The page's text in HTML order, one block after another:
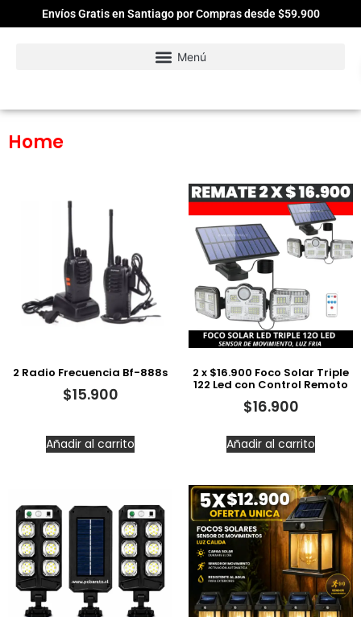
Envíos Gratis en Santiago por Compras desde $59.900
Home
2 Radio Frecuencia Bf-888s
$15.900
Añadir al carrito
2 x $16.900 Foco Solar Triple
122 Led con Control Remoto
$16.900
Añadir al carrito